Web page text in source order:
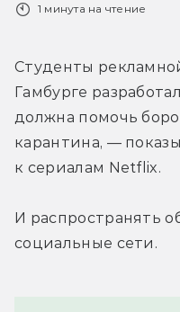
1 минута на чтение
Студенты
Гамбурге
должна помочь
карантина, —
к сериалам Netflix.
И распространять
социальные сети.